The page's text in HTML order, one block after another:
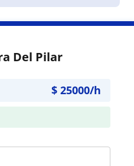
Del Pilar
$ 25000/h